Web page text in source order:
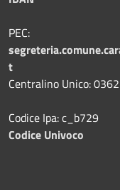
PEC:
t
Centralino Unico:
Codice Ipa: c_b729
Codice Univoco